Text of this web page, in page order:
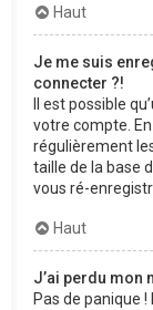
Haut
Je me suis
connecter ?!
Il est possible
votre compte.
régulièrement
taille de la base
vous ré-
Haut
J’ai perdu mon
Pas de panique